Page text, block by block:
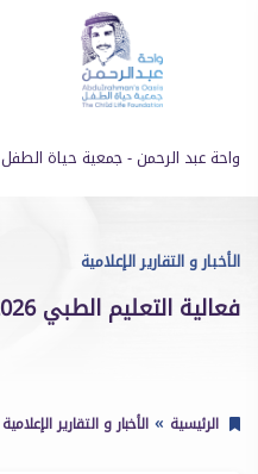
واحة عبد الرحمن - جمعية حياة الطفل
الأخبار و التقارير الإعلامية
فعالية التعليم الطبي 2026
الرئيسية الأخبار و التقارير الإعلامية